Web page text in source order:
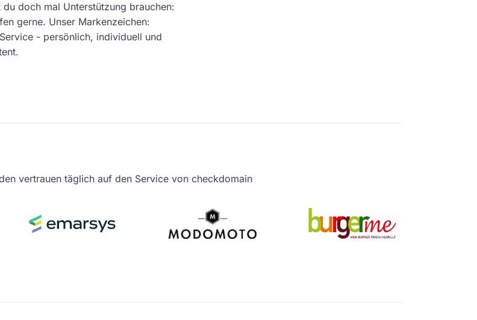
du doch mal Unterstützung brauchen:
gerne. Unser Markenzeichen:
- persönlich, individuell und
vertrauen täglich auf den Service von checkdomain